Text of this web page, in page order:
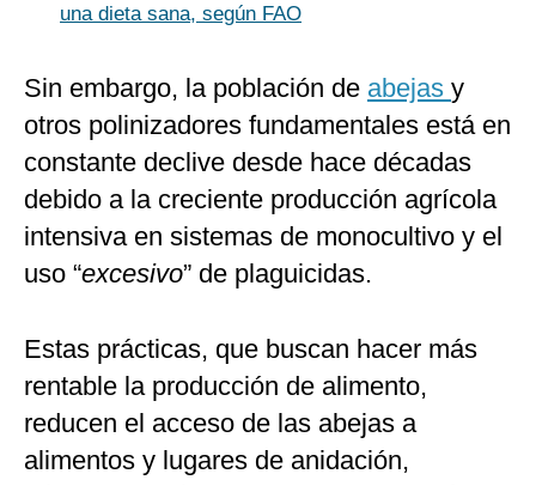
una dieta sana, según FAO
Sin embargo, la población de abejas y
otros polinizadores fundamentales está en
constante declive desde hace décadas
debido a la creciente producción agrícola
intensiva en sistemas de monocultivo y el
uso “excesivo” de plaguicidas.
Estas prácticas, que buscan hacer más
rentable la producción de alimento,
reducen el acceso de las abejas a
alimentos y lugares de anidación,